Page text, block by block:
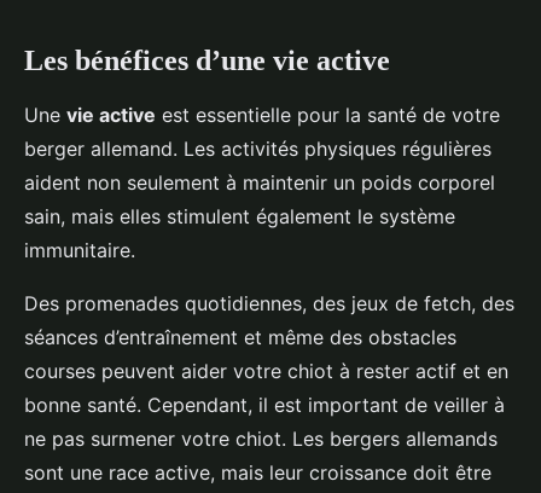
Les bénéfices d’une vie active
Une vie active est essentielle pour la santé de votre
berger allemand. Les activités physiques régulières
aident non seulement à maintenir un poids corporel
sain, mais elles stimulent également le système
immunitaire.
Des promenades quotidiennes, des jeux de fetch, des
séances d’entraînement et même des obstacles
courses peuvent aider votre chiot à rester actif et en
bonne santé. Cependant, il est important de veiller à
ne pas surmener votre chiot. Les bergers allemands
sont une race active, mais leur croissance doit être